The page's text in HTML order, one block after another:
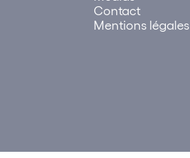
Contact
Mentions légales